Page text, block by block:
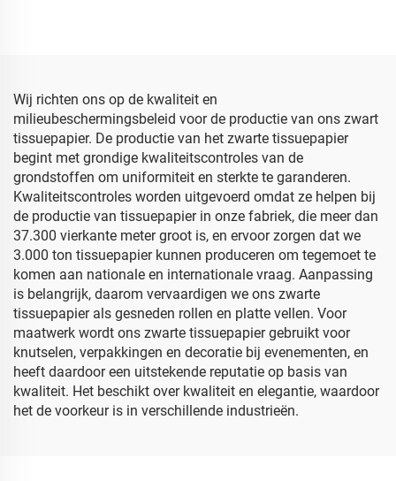
Wij richten ons op de kwaliteit en
milieubeschermingsbeleid voor de productie van ons zwart
tissuepapier. De productie van het zwarte tissuepapier
begint met grondige kwaliteitscontroles van de
grondstoffen om uniformiteit en sterkte te garanderen.
Kwaliteitscontroles worden uitgevoerd omdat ze helpen bij
de productie van tissuepapier in onze fabriek, die meer dan
37.300 vierkante meter groot is, en ervoor zorgen dat we
3.000 ton tissuepapier kunnen produceren om tegemoet te
komen aan nationale en internationale vraag. Aanpassing
is belangrijk, daarom vervaardigen we ons zwarte
tissuepapier als gesneden rollen en platte vellen. Voor
maatwerk wordt ons zwarte tissuepapier gebruikt voor
knutselen, verpakkingen en decoratie bij evenementen, en
heeft daardoor een uitstekende reputatie op basis van
kwaliteit. Het beschikt over kwaliteit en elegantie, waardoor
het de voorkeur is in verschillende industrieën.